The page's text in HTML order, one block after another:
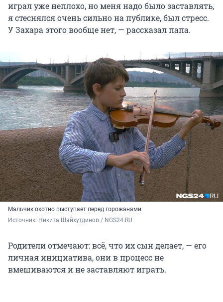
играл уже неплохо, но меня надо было заставлять,
я стеснялся очень сильно на публике, был стресс.
У Захара этого вообще нет, — рассказал папа.
Мальчик охотно выступает перед горожанами
Источник: Никита Шайхутдинов / NGS24.RU
Родители отмечают: всё, что их сын делает, — его
личная инициатива, они в процесс не
вмешиваются и не заставляют играть.